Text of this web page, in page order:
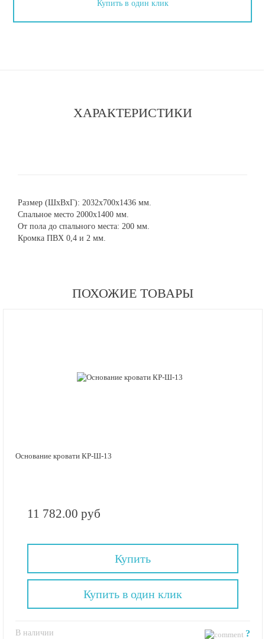
Купить в один клик
ХАРАКТЕРИСТИКИ
Размер (ШхВхГ): 2032х700х1436 мм.
Спальное место 2000х1400 мм.
От пола до спального места: 200 мм.
Кромка ПВХ 0,4 и 2 мм.
ПОХОЖИЕ ТОВАРЫ
Основание кровати КР-Ш-13
11 782.00 руб
Купить
В наличии ?
Купить в один клик